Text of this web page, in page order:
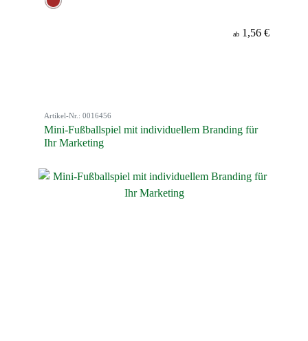
ab 1,56 €
Artikel-Nr.: 0016456
Mini-Fußballspiel mit individuellem Branding für
Ihr Marketing